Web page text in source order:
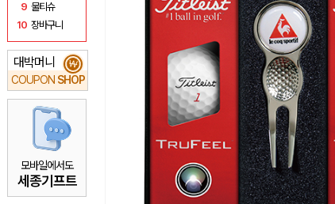
9 물티슈
10 장바구니
대박머니
COUPON SHOP
₩
모바일에서도
세종기프트